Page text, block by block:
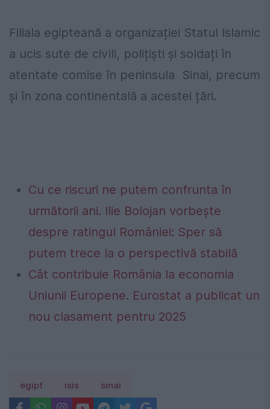
Filiala egipteană a organizației Statul Islamic
a ucis sute de civili, polițiști și soldați în
atentate comise în peninsula Sinai, precum
și în zona continentală a acestei țări.
Cu ce riscuri ne putem confrunta în
următorii ani. Ilie Bolojan vorbește
despre ratingul României: Sper să
putem trece la o perspectivă stabilă
Cât contribuie România la economia
Uniunii Europene. Eurostat a publicat un
nou clasament pentru 2025
egipt isis sinai